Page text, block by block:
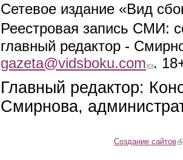
Сетевое издание «Вид
Реестровая запись СМИ:
главный редактор -
gazeta@vidsboku.com (link sends e-
.
Главный редактор:
Смирнова,
Создание сайтов